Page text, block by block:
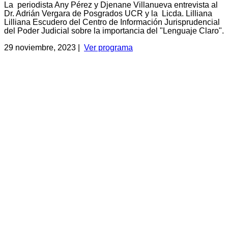
La periodista Any Pérez y Djenane Villanueva entrevista al
Dr. Adrián Vergara de Posgrados UCR y la Licda. Lilliana
Lilliana Escudero del Centro de Información Jurisprudencial
del Poder Judicial sobre la importancia del "Lenguaje Claro".
29 noviembre, 2023 | Ver programa